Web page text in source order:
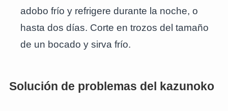
adobo frío y refrigere durante la noche, o
hasta dos días. Corte en trozos del tamaño
de un bocado y sirva frío.
Solución de problemas del kazunoko